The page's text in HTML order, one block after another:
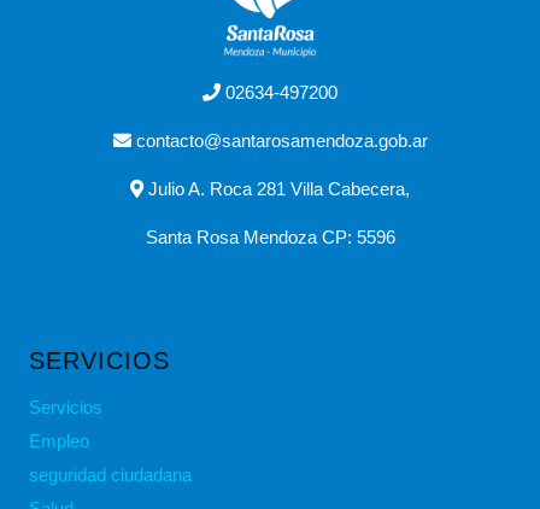
02634-497200
contacto@santarosamendoza.gob.ar
Julio A. Roca 281 Villa Cabecera,
Santa Rosa Mendoza CP: 5596
SERVICIOS
Servicios
Empleo
seguridad ciudadana